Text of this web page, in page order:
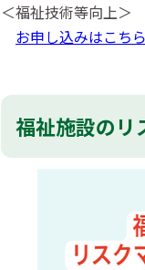
＜福祉技術等向上＞
お申し込みはこ
福祉施設のリ